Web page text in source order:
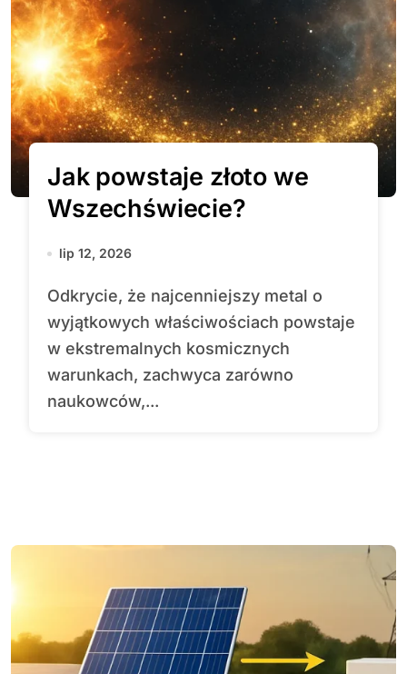
Jak powstaje złoto we
Wszechświecie?
lip 12, 2026
Odkrycie, że najcenniejszy metal o
wyjątkowych właściwościach powstaje
w ekstremalnych kosmicznych
warunkach, zachwyca zarówno
naukowców,...